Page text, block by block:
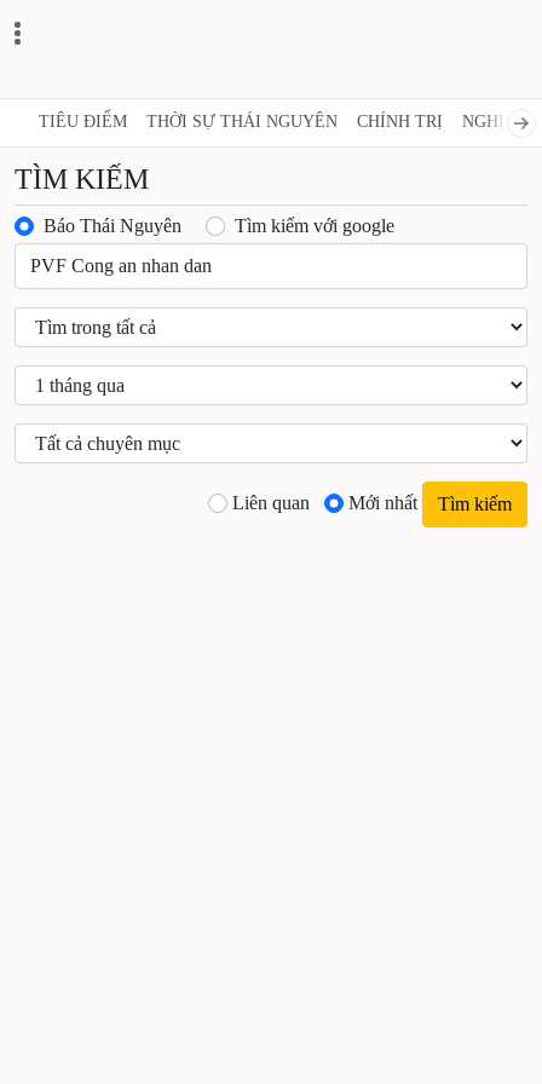
TIÊU ĐIỂM THỜI SỰ THÁI NGUYÊN CHÍNH TRỊ NGHỊ
TÌM KIẾM
Báo Thái Nguyên Tìm kiếm với google
Liên quan Mới nhất Tìm kiếm